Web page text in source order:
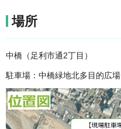
場所
中橋（足利市通2丁目）
駐車場：中橋緑地北多目的広場